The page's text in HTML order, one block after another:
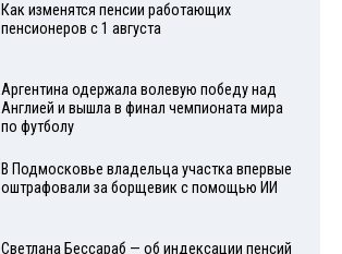
Как изменятся пенсии работающих
пенсионеров с 1 августа
Аргентина одержала волевую победу над
Англией и вышла в финал чемпионата мира
по футболу
В Подмосковье владельца участка впервые
оштрафовали за борщевик с помощью ИИ
Светлана Бессараб — об индексации пенсий